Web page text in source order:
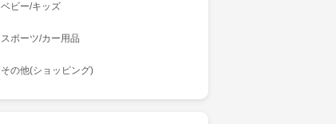
ベビー/キッズ
スポーツ/カー用品
その他(ショッピング)